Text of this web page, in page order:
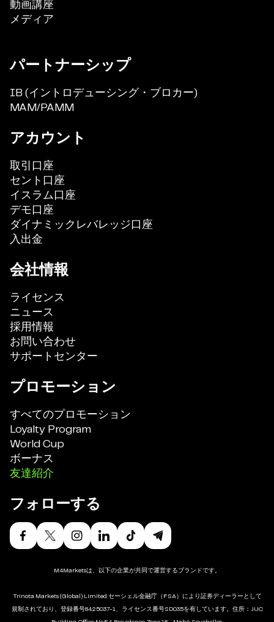
動画講座
メディア
パートナーシップ
IB (イントロデューシング・ブロカー)
MAM/PAMM
アカウント
取引口座
セント口座
イスラム口座
デモ口座
ダイナミックレバレッジ口座
入出金
会社情報
ライセンス
ニュース
採用情報
お問い合わせ
サポートセンター
プロモーション
すべてのプロモーション
Loyalty Program
World Cup
ボーナス
友達紹介
フォローする
M4Marketsは、以下の企業が共同で運営するブランドです。
Trinota Markets (Global) Limited セーシェル金融庁（FSA）により証券ディーラーとして
規制されており、登録番号8425037-1、ライセンス番号SD035を有しています。住所：JUC